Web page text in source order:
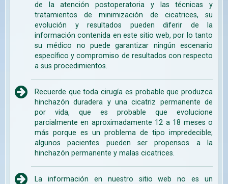
de la atención postoperatoria y las técnicas y
tratamientos de minimización de cicatrices, su
evolución y resultados pueden diferir de la
información contenida en este sitio web, por lo tanto
su médico no puede garantizar ningún escenario
específico y compromiso de resultados con respecto
a sus procedimientos.
Recuerde que toda cirugía es probable que produzca
hinchazón duradera y una cicatriz permanente de
por vida, que es probable que evolucione
parcialmente en aproximadamente 12 a 18 meses o
más porque es un problema de tipo impredecible;
algunos pacientes pueden ser propensos a la
hinchazón permanente y malas cicatrices.
La información en nuestro sitio web no es un